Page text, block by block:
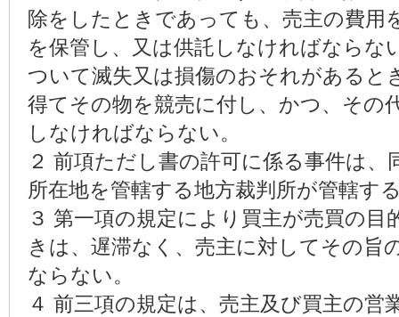
除をしたときであっても、売主の費用
を保管し、又は供託しなければならな
ついて滅失又は損傷のおそれがあると
得てその物を競売に付し、かつ、その
しなければならない。
２ 前項ただし書の許可に係る事件は、
所在地を管轄する地方裁判所が管轄す
３ 第一項の規定により買主が売買の目
きは、遅滞なく、売主に対してその旨
ならない。
４ 前三項の規定は、売主及び買主の営